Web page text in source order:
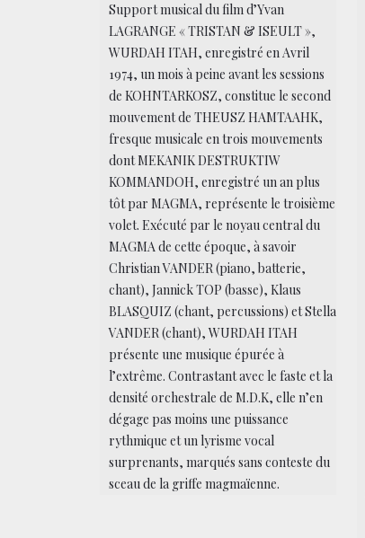
Support musical du film d’Yvan
LAGRANGE « TRISTAN & ISEULT »,
WURDAH ITAH, enregistré en Avril
1974, un mois à peine avant les sessions
de KOHNTARKOSZ, constitue le second
mouvement de THEUSZ HAMTAAHK,
fresque musicale en trois mouvements
dont MEKANIK DESTRUKTIW
KOMMANDOH, enregistré un an plus
tôt par MAGMA, représente le troisième
volet. Exécuté par le noyau central du
MAGMA de cette époque, à savoir
Christian VANDER (piano, batterie,
chant), Jannick TOP (basse), Klaus
BLASQUIZ (chant, percussions) et Stella
VANDER (chant), WURDAH ITAH
présente une musique épurée à
l’extrême. Contrastant avec le faste et la
densité orchestrale de M.D.K, elle n’en
dégage pas moins une puissance
rythmique et un lyrisme vocal
surprenants, marqués sans conteste du
sceau de la griffe magmaïenne.